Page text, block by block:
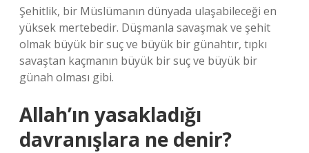
Şehitlik, bir Müslümanın dünyada ulaşabileceği en
yüksek mertebedir. Düşmanla savaşmak ve şehit
olmak büyük bir suç ve büyük bir günahtır, tıpkı
savaştan kaçmanın büyük bir suç ve büyük bir
günah olması gibi.
Allah’ın yasakladığı
davranışlara ne denir?